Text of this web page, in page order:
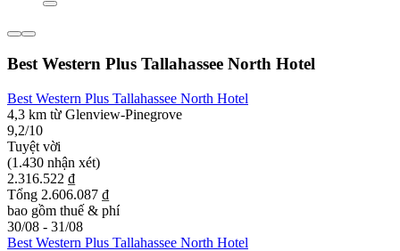
Best Western Plus Tallahassee North Hotel
Best Western Plus Tallahassee North Hotel
4,3 km từ Glenview-Pinegrove
9,2/10
Tuyệt vời
(1.430 nhận xét)
2.316.522 ₫
Tổng 2.606.087 ₫
bao gồm thuế & phí
30/08 - 31/08
Best Western Plus Tallahassee North Hotel